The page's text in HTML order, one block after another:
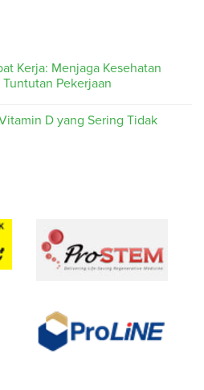
Kerja: Menjaga Kesehatan
Pekerjaan
D yang Sering Tidak